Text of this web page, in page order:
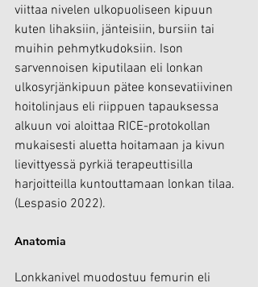
viittaa nivelen ulkopuoliseen kipuun
kuten lihaksiin, jänteisiin, bursiin tai
muihin pehmytkudoksiin. Ison
sarvennoisen kiputilaan eli lonkan
ulkosyrjänkipuun pätee konsevatiivinen
hoitolinjaus eli riippuen tapauksessa
alkuun voi aloittaa RICE-protokollan
mukaisesti aluetta hoitamaan ja kivun
lievittyessä pyrkiä terapeuttisilla
harjoitteilla kuntouttamaan lonkan tilaa.
(Lespasio 2022).
Anatomia
Lonkkanivel muodostuu femurin eli